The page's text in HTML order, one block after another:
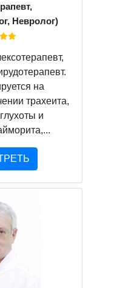
Невролог)
на
трахеита,
и